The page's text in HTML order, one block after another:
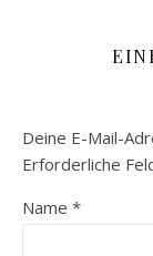
Deine E-Mail-
Erforderliche
Name *